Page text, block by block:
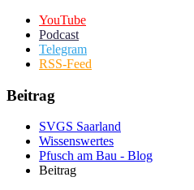
YouTube
Podcast
Telegram
RSS-Feed
Beitrag
SVGS Saarland
Wissenswertes
Pfusch am Bau - Blog
Beitrag